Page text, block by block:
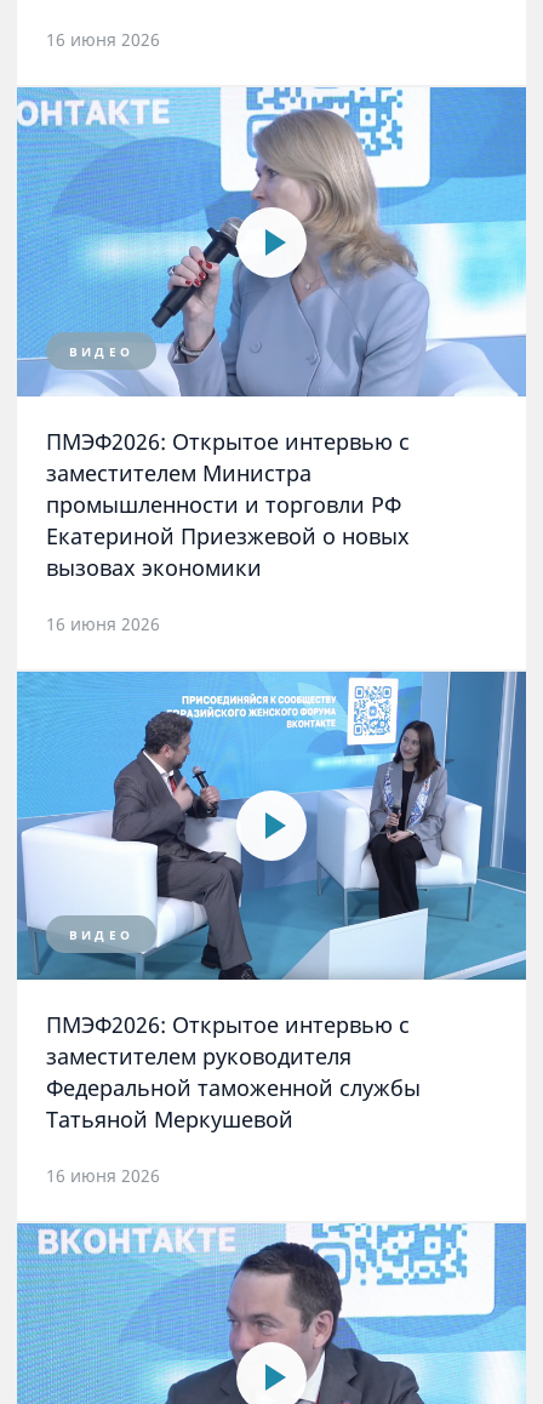
16 июня 2026
ВИДЕО
ПМЭФ2026: Открытое интервью с
заместителем Министра
промышленности и торговли РФ
Екатериной Приезжевой о новых
вызовах экономики
16 июня 2026
ВИДЕО
ПМЭФ2026: Открытое интервью с
заместителем руководителя
Федеральной таможенной службы
Татьяной Меркушевой
16 июня 2026